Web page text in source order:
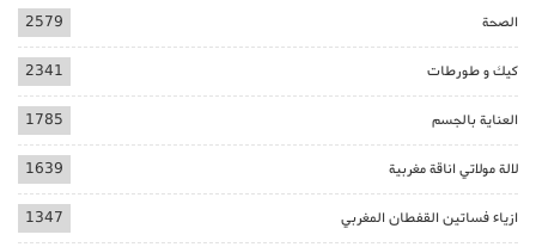
الصحة 2579
كيك و طورطات 2341
العناية بالجسم 1785
لالة مولاتي اناقة مغربية 1639
ازياء فساتين القفطان المغربي 1347